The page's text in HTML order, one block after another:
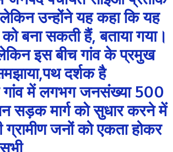
उन्होंने यह कहा कि यह
बना सकती हैं, बताया गया।
इस बीच गांव के प्रमुख
दर्शक है
गांव में लगभग जनसंख्या 500
सड़क मार्ग को सुधार करने में
जनों को एकता होकर